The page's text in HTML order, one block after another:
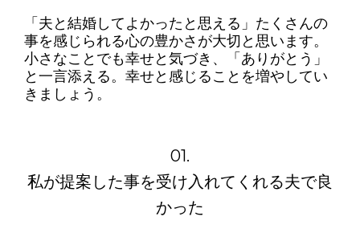
「夫と結婚してよかったと思える」たくさんの
事を感じられる心の豊かさが大切と思います。
小さなことでも幸せと気づき、「ありがとう」
と一言添える。幸せと感じることを増やしてい
きましょう。
01.
私が提案した事を受け入れてくれる夫で良
かった